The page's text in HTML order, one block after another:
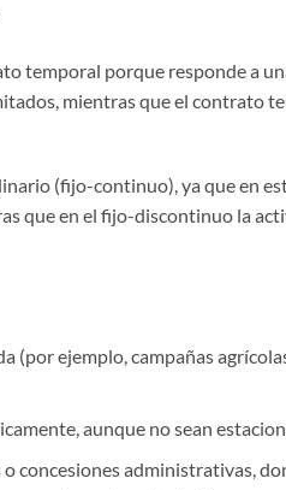
temporal porque responde a
mientras que el contrato
(fijo-continuo), ya que en
que en el fijo-discontinuo la
(por ejemplo, campañas
aunque no sean
concesiones administrativas,